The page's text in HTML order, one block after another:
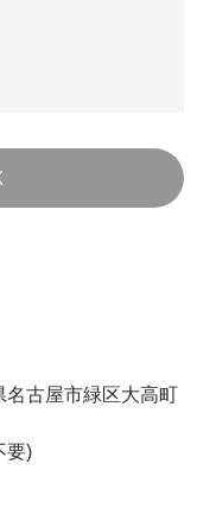
古屋市緑区大高町
要)